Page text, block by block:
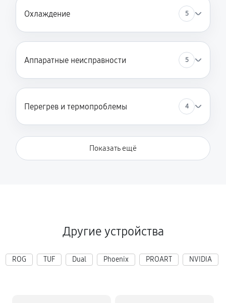
Охлаждение 5
Аппаратные неисправности 5
Перегрев и термопроблемы 4
Показать ещё
Другие устройства
ROG TUF Dual Phoenix PROART NVIDIA